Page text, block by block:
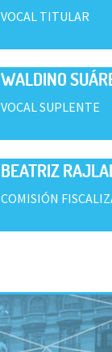
VOCAL TITULAR
WALDINO
VOCAL SUPLENTE
BEATRIZ
COMISIÓN